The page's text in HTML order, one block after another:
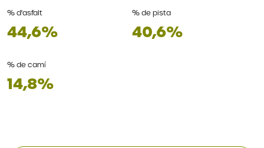
% d'asfalt
44,6%
% de pista
40,6%
% de camí
14,8%